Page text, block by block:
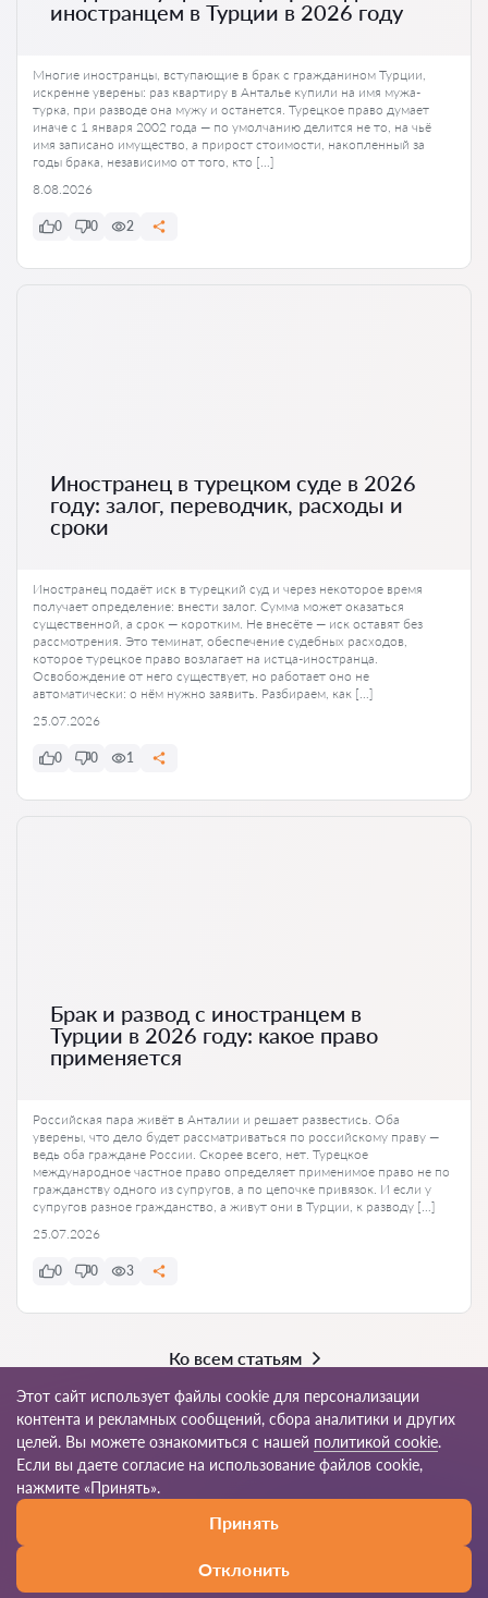
иностранцем в Турции в 2026 году
Многие иностранцы, вступающие в брак с гражданином Турции,
искренне уверены: раз квартиру в Анталье купили на имя мужа-
турка, при разводе она мужу и останется. Турецкое право думает
иначе с 1 января 2002 года — по умолчанию делится не то, на чьё
имя записано имущество, а прирост стоимости, накопленный за
годы брака, независимо от того, кто […]
8.08.2026
0 0 2
Иностранец в турецком суде в 2026
году: залог, переводчик, расходы и
сроки
Иностранец подаёт иск в турецкий суд и через некоторое время
получает определение: внести залог. Сумма может оказаться
существенной, а срок — коротким. Не внесёте — иск оставят без
рассмотрения. Это теминат, обеспечение судебных расходов,
которое турецкое право возлагает на истца-иностранца.
Освобождение от него существует, но работает оно не
автоматически: о нём нужно заявить. Разбираем, как […]
25.07.2026
0 0 1
Брак и развод с иностранцем в
Турции в 2026 году: какое право
применяется
Российская пара живёт в Анталии и решает развестись. Оба
уверены, что дело будет рассматриваться по российскому праву —
ведь оба граждане России. Скорее всего, нет. Турецкое
международное частное право определяет применимое право не по
гражданству одного из супругов, а по цепочке привязок. И если у
супругов разное гражданство, а живут они в Турции, к разводу […]
25.07.2026
0 0 3
Ко всем статьям
© 2026 Avukat-tr.com
сайта
Этот сайт использует файлы cookie для персонализации
контента и рекламных сообщений, сбора аналитики и других
целей. Вы можете ознакомиться с нашей политикой cookie.
Если вы даете согласие на использование файлов cookie,
нажмите «Принять».
Принять
Отклонить